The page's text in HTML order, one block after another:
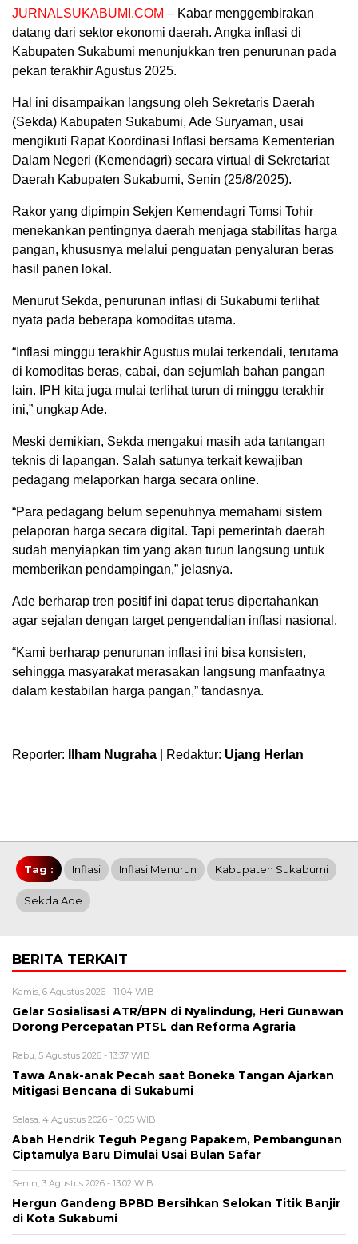
JURNALSUKABUMI.COM – Kabar menggembirakan
datang dari sektor ekonomi daerah. Angka inflasi di
Kabupaten Sukabumi menunjukkan tren penurunan pada
pekan terakhir Agustus 2025.
Hal ini disampaikan langsung oleh Sekretaris Daerah
(Sekda) Kabupaten Sukabumi, Ade Suryaman, usai
mengikuti Rapat Koordinasi Inflasi bersama Kementerian
Dalam Negeri (Kemendagri) secara virtual di Sekretariat
Daerah Kabupaten Sukabumi, Senin (25/8/2025).
Rakor yang dipimpin Sekjen Kemendagri Tomsi Tohir
menekankan pentingnya daerah menjaga stabilitas harga
pangan, khususnya melalui penguatan penyaluran beras
hasil panen lokal.
Menurut Sekda, penurunan inflasi di Sukabumi terlihat
nyata pada beberapa komoditas utama.
“Inflasi minggu terakhir Agustus mulai terkendali, terutama
di komoditas beras, cabai, dan sejumlah bahan pangan
lain. IPH kita juga mulai terlihat turun di minggu terakhir
ini,” ungkap Ade.
Meski demikian, Sekda mengakui masih ada tantangan
teknis di lapangan. Salah satunya terkait kewajiban
pedagang melaporkan harga secara online.
“Para pedagang belum sepenuhnya memahami sistem
pelaporan harga secara digital. Tapi pemerintah daerah
sudah menyiapkan tim yang akan turun langsung untuk
memberikan pendampingan,” jelasnya.
Ade berharap tren positif ini dapat terus dipertahankan
agar sejalan dengan target pengendalian inflasi nasional.
“Kami berharap penurunan inflasi ini bisa konsisten,
sehingga masyarakat merasakan langsung manfaatnya
dalam kestabilan harga pangan,” tandasnya.
Reporter: Ilham Nugraha | Redaktur: Ujang Herlan
Tag : Inflasi Inflasi Menurun Kabupaten Sukabumi
Sekda Ade
BERITA TERKAIT
Kamis, 6 Agustus 2026 - 11:04 WIB
Gelar Sosialisasi ATR/BPN di Nyalindung, Heri Gunawan
Dorong Percepatan PTSL dan Reforma Agraria
Rabu, 5 Agustus 2026 - 13:37 WIB
Tawa Anak-anak Pecah saat Boneka Tangan Ajarkan
Mitigasi Bencana di Sukabumi
Selasa, 4 Agustus 2026 - 10:05 WIB
Abah Hendrik Teguh Pegang Papakem, Pembangunan
Ciptamulya Baru Dimulai Usai Bulan Safar
Senin, 3 Agustus 2026 - 13:02 WIB
Hergun Gandeng BPBD Bersihkan Selokan Titik Banjir
di Kota Sukabumi